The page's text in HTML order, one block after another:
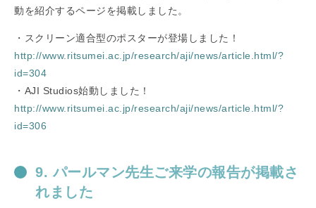
動を紹介するページを掲載しました。
・スクリーン適合型のポスターが登場しました！
http://www.ritsumei.ac.jp/research/aji/news/article.html/?
id=304
・AJI Studios始動しました！
http://www.ritsumei.ac.jp/research/aji/news/article.html/?
id=306
9. パールマン先生ご来学の報告が掲載さ
れました